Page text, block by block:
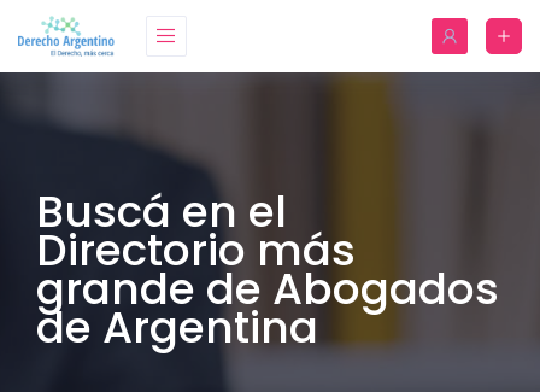
Buscá en el
Directorio más
grande de Abogados
de Argentina